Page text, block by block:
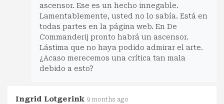
ascensor. Ese es un hecho innegable.
Lamentablemente, usted no lo sabía. Está en
todas partes en la página web. En De
Commanderij pronto habrá un ascensor.
Lástima que no haya podido admirar el arte.
¿Acaso merecemos una crítica tan mala
debido a esto?
Ingrid Lotgerink 9 months ago